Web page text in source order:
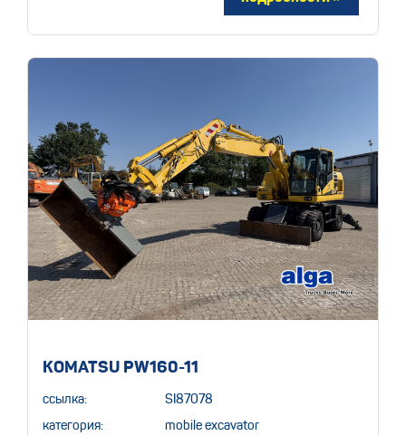
KOMATSU PW160-11
ссылка: SI87078
категория: mobile excavator